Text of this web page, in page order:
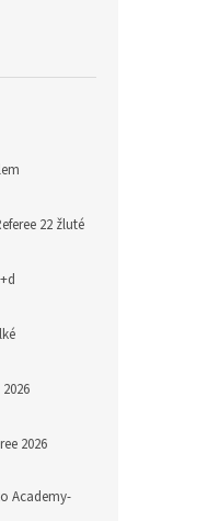
22 žluté
2026
Academy-